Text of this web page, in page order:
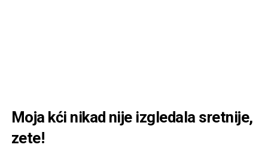
Moja kći nikad nije izgledala sretnije,
zete!